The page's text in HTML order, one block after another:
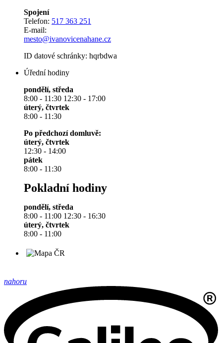
Spojení
Telefon: 517 363 251
E-mail:
mesto@ivanovicenahane.cz
ID datové schránky: hqrbdwa
Úřední hodiny
pondělí, středa
8:00 - 11:30 12:30 - 17:00
úterý, čtvrtek
8:00 - 11:30
Po předchozí domluvě:
úterý, čtvrtek
12:30 - 14:00
pátek
8:00 - 11:30
Pokladní hodiny
pondělí, středa
8:00 - 11:00 12:30 - 16:30
úterý, čtvrtek
8:00 - 11:00
nahoru